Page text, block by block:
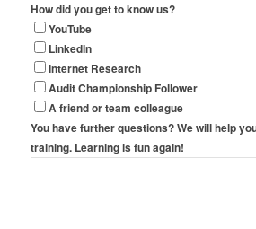
How did you get to know us?
YouTube
LinkedIn
Internet Research
Audit Championship Follower
A friend or team colleague
You have further questions? We will help
training. Learning is fun again!